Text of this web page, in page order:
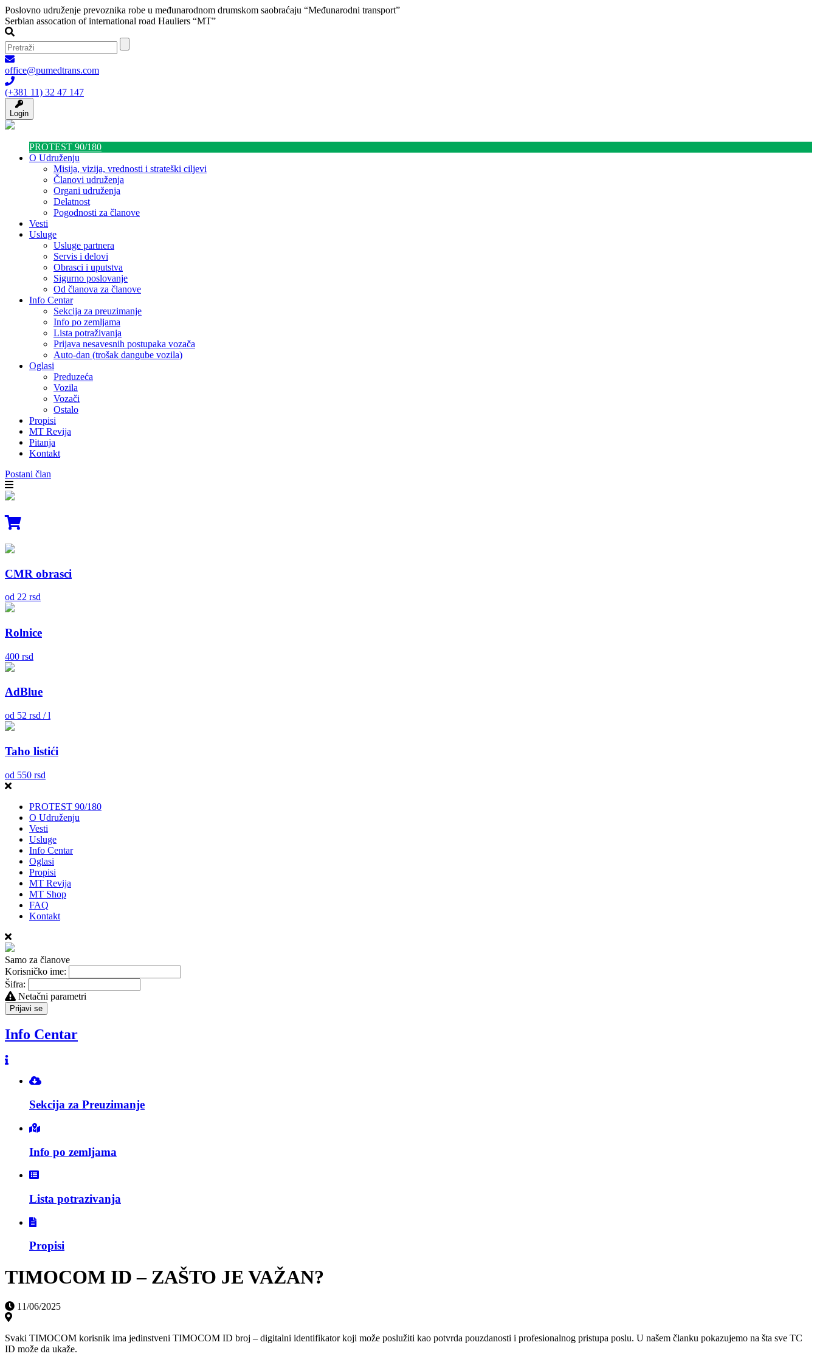
Poslovno udruženje prevoznika robe u međunarodnom drumskom saobraćaju “Međunarodni transport”
Serbian assocation of international road Hauliers “MT”
office@pumedtrans.com
(+381 11) 32 47 147
Login
PROTEST 90/180
O Udruženju
Misija, vizija, vrednosti i strateški ciljevi
Članovi udruženja
Organi udruženja
Delatnost
Pogodnosti za članove
Vesti
Usluge
Usluge partnera
Servis i delovi
Obrasci i uputstva
Sigurno poslovanje
Od članova za članove
Info Centar
Sekcija za preuzimanje
Info po zemljama
Lista potraživanja
Prijava nesavesnih postupaka vozača
Auto-dan (trošak dangube vozila)
Oglasi
Preduzeća
Vozila
Vozači
Ostalo
Propisi
MT Revija
Pitanja
Kontakt
Postani član
CMR obrasci
od 22 rsd
Rolnice
400 rsd
AdBlue
od 52 rsd / l
Taho listići
od 550 rsd
PROTEST 90/180
O Udruženju
Vesti
Usluge
Info Centar
Oglasi
Propisi
MT Revija
MT Shop
FAQ
Kontakt
Samo za članove
Korisničko ime:
Šifra:
Netačni parametri
Prijavi se
Info Centar
Sekcija za Preuzimanje
Info po zemljama
Lista potrazivanja
Propisi
TIMOCOM ID – ZAŠTO JE VAŽAN?
11/06/2025
Svaki TIMOCOM korisnik ima jedinstveni TIMOCOM ID broj – digitalni identifikator koji može poslužiti kao potvrda pouzdanosti i profesionalnog pristupa poslu. U našem članku pokazujemo na šta sve TC
ID može da ukaže.